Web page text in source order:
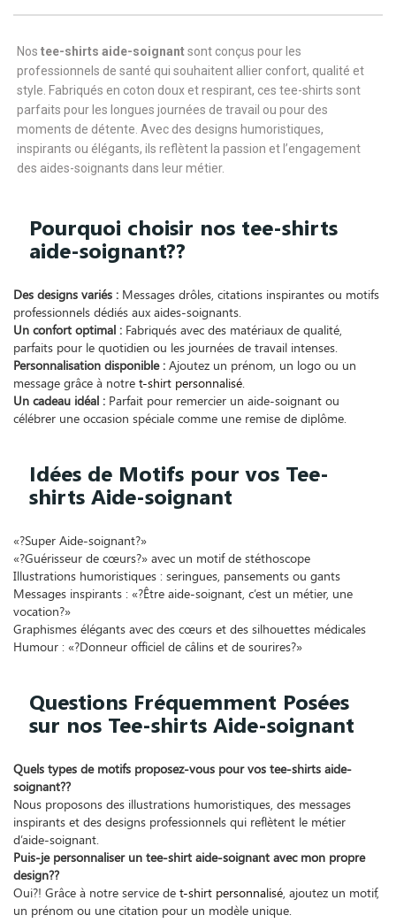
Nos tee-shirts aide-soignantsont conçus pour les
professionnels de santé qui souhaitent allier confort, qualité et
style. Fabriqués en coton doux et respirant, ces tee-shirts sont
parfaits pour les longues journées de travail ou pour des
moments de détente. Avec des designs humoristiques,
inspirants ou élégants, ils reflètent la passion et l’engagement
des aides-soignants dans leur métier.
Pourquoi choisir nos tee-shirts
aide-soignant??
Des designs variés : Messages drôles, citations inspirantes ou motifs
professionnels dédiés aux aides-soignants.
Un confort optimal : Fabriqués avec des matériaux de qualité,
parfaits pour le quotidien ou les journées de travail intenses.
Personnalisation disponible : Ajoutez un prénom, un logo ou un
message grâce à notre t-shirt personnalisé.
Un cadeau idéal : Parfait pour remercier un aide-soignant ou
célébrer une occasion spéciale comme une remise de diplôme.
Idées de Motifs pour vos Tee-
shirts Aide-soignant
«?Super Aide-soignant?»
«?Guérisseur de cœurs?» avec un motif de stéthoscope
Illustrations humoristiques : seringues, pansements ou gants
Messages inspirants : «?Être aide-soignant, c’est un métier, une
vocation?»
Graphismes élégants avec des cœurs et des silhouettes médicales
Humour : «?Donneur officiel de câlins et de sourires?»
Questions Fréquemment Posées
sur nos Tee-shirts Aide-soignant
Quels types de motifs proposez-vous pour vos tee-shirts aide-
soignant??
Nous proposons des illustrations humoristiques, des messages
inspirants et des designs professionnels qui reflètent le métier
d’aide-soignant.
Puis-je personnaliser un tee-shirt aide-soignant avec mon propre
design??
Oui?! Grâce à notre service de t-shirt personnalisé, ajoutez un motif,
un prénom ou une citation pour un modèle unique.